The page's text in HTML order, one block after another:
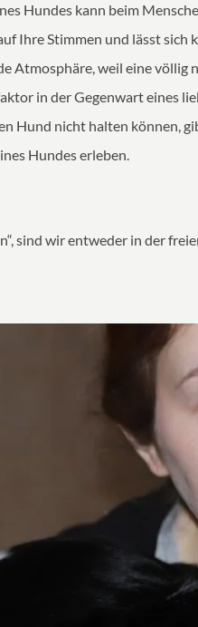
Hundes kann beim
Ihre Stimmen und lässt sich
Atmosphäre, weil eine völlig
in der Gegenwart eines
Hund nicht halten können,
Hundes erleben.
sind wir entweder in der